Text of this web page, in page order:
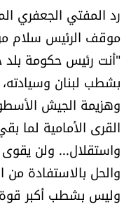
رد المفتي الجعفري
موقف الرئيس سلام
"أنت رئيس حكومة بلد
بشطب لبنان وسيادته،
وهزيمة الجيش
القرى الأمامية لما
واستقلال... ولن
والحل بالاستفادة من
وليس بشطب أكبر قوة